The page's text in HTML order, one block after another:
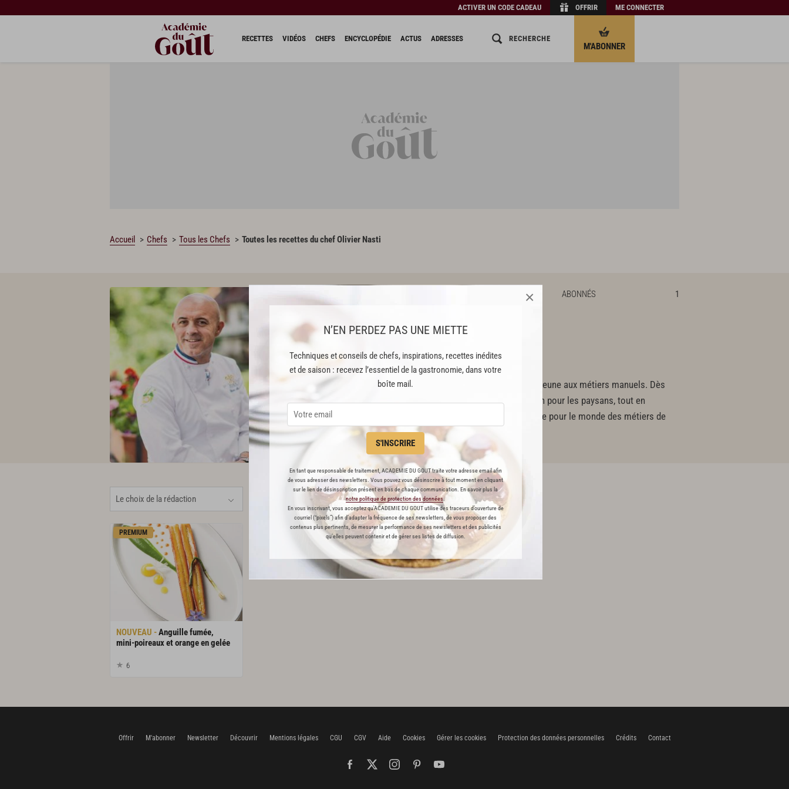
N’EN PERDEZ PAS UNE MIETTE
Techniques et conseils de chefs, inspirations, recettes inédites
et de saison : recevez l’essentiel de la gastronomie, dans votre
boîte mail.
S'INSCRIRE
En tant que responsable de traitement, ACADEMIE DU GOUT traite votre adresse email afin
de vous adresser des newsletters. Vous pouvez vous désinscrire à tout moment en cliquant
sur le lien de désinscription présent en bas de chaque communication. En savoir plus la
notre politique de protection des données.
En vous inscrivant, vous acceptez qu'ACADEMIE DU GOUT utilise des traceurs d’ouverture de
courriel (“pixels”) afin d’adapter la fréquence de ses newsletters, de vous proposer des
contenus plus pertinents, de mesurer la performance de ses newsletters et des publicités
qu’elles peuvent contenir et de gérer ses listes de diffusion.
×
ACTIVER UN CODE CADEAU OFFRIR ME CONNECTER
RECETTES VIDÉOS CHEFS ENCYCLOPÉDIE ACTUS ADRESSES RECHERCHE
M'ABONNER
Accueil Chefs Tous les Chefs Toutes les recettes du chef Olivier Nasti
Olivier Nasti
CHEF
SUIVRE
ABONNÉS 1
NOUVEAU CHEF
Olivier Nasti, né le 9 décembre 1966 à Belfort, se destine très jeune aux métiers manuels. Dès
l’âge de 14 ans, il gagne sa vie en vendant poissons, fruits, foin pour les paysans, tout en
travaillant dans une boulangerie locale — une vocation précoce pour le monde des métiers de
Après l’obtention[...]lire la suite
PREMIUM
Anguille fumée,
mini-poireaux et orange en gelée
6
Offrir M'abonner Newsletter Découvrir Mentions légales CGU CGV Aide Cookies Gérer les cookies Protection des données personnelles Crédits Contact